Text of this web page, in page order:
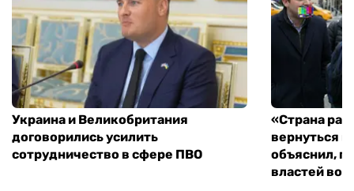
Украина и Великобритания
договорились усилить
сотрудничество в сфере ПВО
«Страна
вернуться
объяснил,
властей